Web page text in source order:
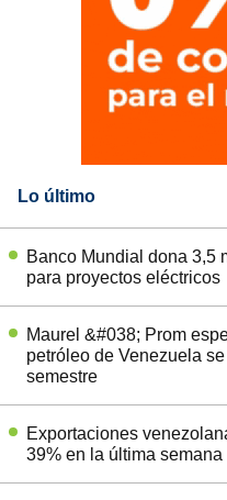
Lo último
Banco Mundial dona 3,5
para proyectos eléctricos
Maurel &#038; Prom
petróleo de Venezuela
semestre
Exportaciones
39% en la última